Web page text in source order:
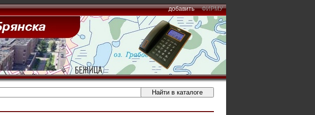
добавить ФИРМУ